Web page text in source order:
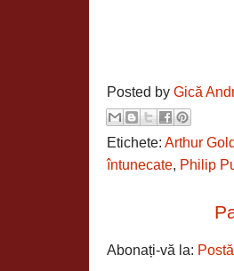
Posted by Gică
Etichete: Arthur Gold
întunecate, Philip
Abonați-vă la: